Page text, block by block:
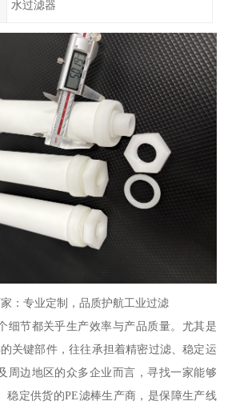
水过滤器
：专业定制，品质护航工业过滤
细节都关乎生产效率与产品质量。尤其是
的关键部件，往往承担着精密过滤、稳定运
周边地区的众多企业而言，寻找一家能够
稳定供货的PE滤棒生产商，是保障生产线